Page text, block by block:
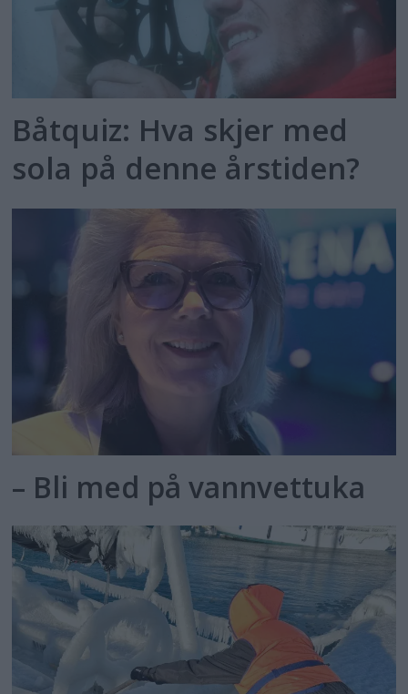
Båtquiz: Hva skjer med
sola på denne årstiden?
– Bli med på vannvettuka